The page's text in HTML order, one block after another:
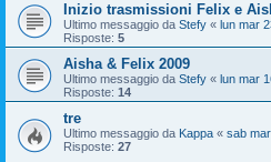
Inizio trasmissioni Felix e
Ultimo messaggio da Stefy « lun mar
Risposte: 5
Aisha & Felix 2009
Ultimo messaggio da Stefy « lun mar
Risposte: 14
tre
Ultimo messaggio da Kappa « sab
Risposte: 27